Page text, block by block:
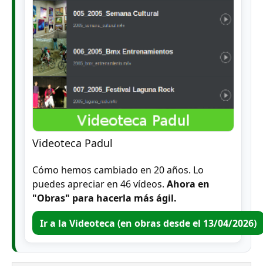
Videoteca Padul
Cómo hemos cambiado en 20 años. Lo
puedes apreciar en 46 vídeos. Ahora en
"Obras" para hacerla más ágil.
Ir a la Videoteca (en obras desde el 13/04/2026)